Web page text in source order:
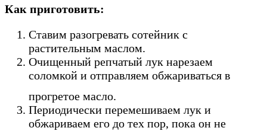
Как приготовить:
Ставим разогревать сотейник с
растительным маслом.
Очищенный репчатый лук нарезаем
соломкой и отправляем обжариваться в
прогретое масло.
Периодически перемешиваем лук и
обжариваем его до тех пор, пока он не